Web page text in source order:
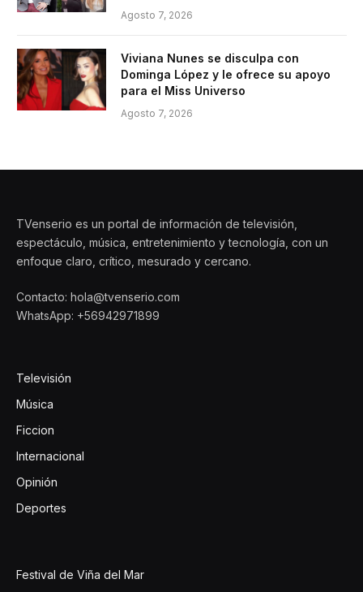
Agosto 7, 2026
Viviana Nunes se disculpa con
Dominga López y le ofrece su apoyo
para el Miss Universo
Agosto 7, 2026
TVenserio es un portal de información de televisión,
espectáculo, música, entretenimiento y tecnología, con un
enfoque claro, crítico, mesurado y cercano.
Contacto: hola@tvenserio.com
WhatsApp: +56942971899
Televisión
Música
Ficcion
Internacional
Opinión
Deportes
Festival de Viña del Mar